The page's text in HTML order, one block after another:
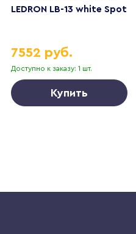
LEDRON LB-13 white Spot
Доступно к заказу: 1 шт.
7552 руб.
Купить